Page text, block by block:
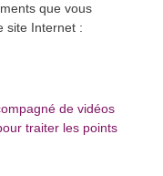
que vous
site Internet :
de vidéos
traiter les points